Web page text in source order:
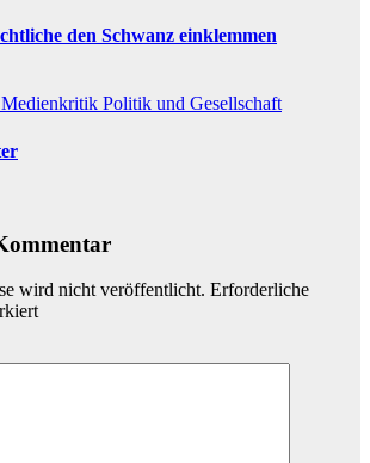
den Schwanz einklemmen
Medienkritik Politik und Gesellschaft
wird nicht veröffentlicht. Erforderliche